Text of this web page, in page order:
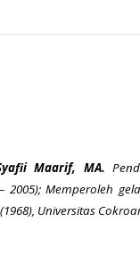
Maarif, MA.
2005); Memperoleh
Universitas